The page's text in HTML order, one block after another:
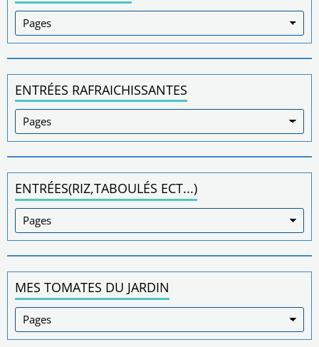
ENTRÉES RAFRAICHISSANTES
ENTRÉES(RIZ,TABOULÉS ECT...)
MES TOMATES DU JARDIN